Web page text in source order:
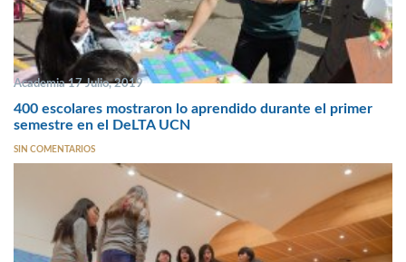
Academia 17 Julio, 2019
400 escolares mostraron lo aprendido durante el primer
semestre en el DeLTA UCN
SIN COMENTARIOS